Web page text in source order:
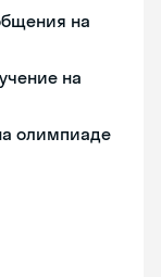
на
на
олимпиаде